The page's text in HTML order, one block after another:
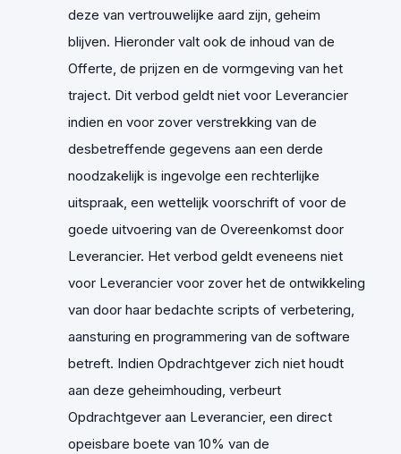
deze van vertrouwelijke aard zijn, geheim
blijven. Hieronder valt ook de inhoud van de
Offerte, de prijzen en de vormgeving van het
traject. Dit verbod geldt niet voor Leverancier
indien en voor zover verstrekking van de
desbetreffende gegevens aan een derde
noodzakelijk is ingevolge een rechterlijke
uitspraak, een wettelijk voorschrift of voor de
goede uitvoering van de Overeenkomst door
Leverancier. Het verbod geldt eveneens niet
voor Leverancier voor zover het de ontwikkeling
van door haar bedachte scripts of verbetering,
aansturing en programmering van de software
betreft. Indien Opdrachtgever zich niet houdt
aan deze geheimhouding, verbeurt
Opdrachtgever aan Leverancier, een direct
opeisbare boete van 10% van de